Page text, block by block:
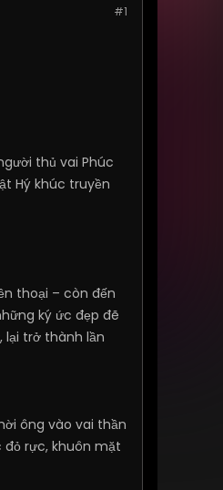
#1
thủ vai Phúc
Hý khúc truyền
thoại – còn đến
ký ức đẹp đẽ
lại trở thành lần
ông vào vai thần
rực, khuôn mặt